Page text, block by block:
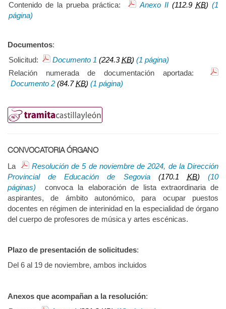
Contenido de la prueba práctica:
Anexo II(112.9 KB) (1
página)
Documentos:
Solicitud:
Documento 1 (224.3KB) (1 página)
Relación numerada de documentación aportada:
Documento 2 (84.7KB) (1 página)
CONVOCATORIA ÓRGANO
La
Resolución de 5 de noviembre de 2024, de la Dirección
Provincial de Educación de Segovia(170.1 KB) (10
páginas)
convoca la elaboración de lista extraordinaria de
aspirantes, de ámbito autonómico, para ocupar puestos
docentes en régimen de interinidad en la especialidad de órgano
del cuerpo de profesores de música y artes escénicas.
Plazo de presentación de solicitudes:
Del 6 al 19 de noviembre, ambos incluidos
Anexos que acompañan a la resolución: